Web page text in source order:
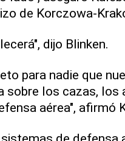
de Korczowa-
dijo Blinken.
para nadie que
sobre los cazas, los
aérea", afirmó